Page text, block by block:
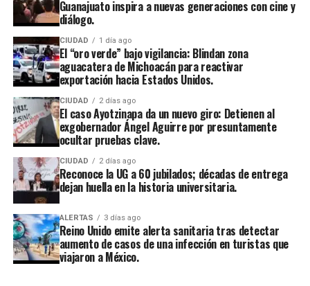
Guanajuato inspira a nuevas generaciones con cine y
diálogo.
CIUDAD 1 día ago
El “oro verde” bajo vigilancia: Blindan zona
aguacatera de Michoacán para reactivar
exportación hacia Estados Unidos.
CIUDAD 2 días ago
El caso Ayotzinapa da un nuevo giro: Detienen al
exgobernador Ángel Aguirre por presuntamente
ocultar pruebas clave.
CIUDAD 2 días ago
Reconoce la UG a 60 jubilados; décadas de entrega
dejan huella en la historia universitaria.
ALERTAS 3 días ago
Reino Unido emite alerta sanitaria tras detectar
aumento de casos de una infección en turistas que
viajaron a México.